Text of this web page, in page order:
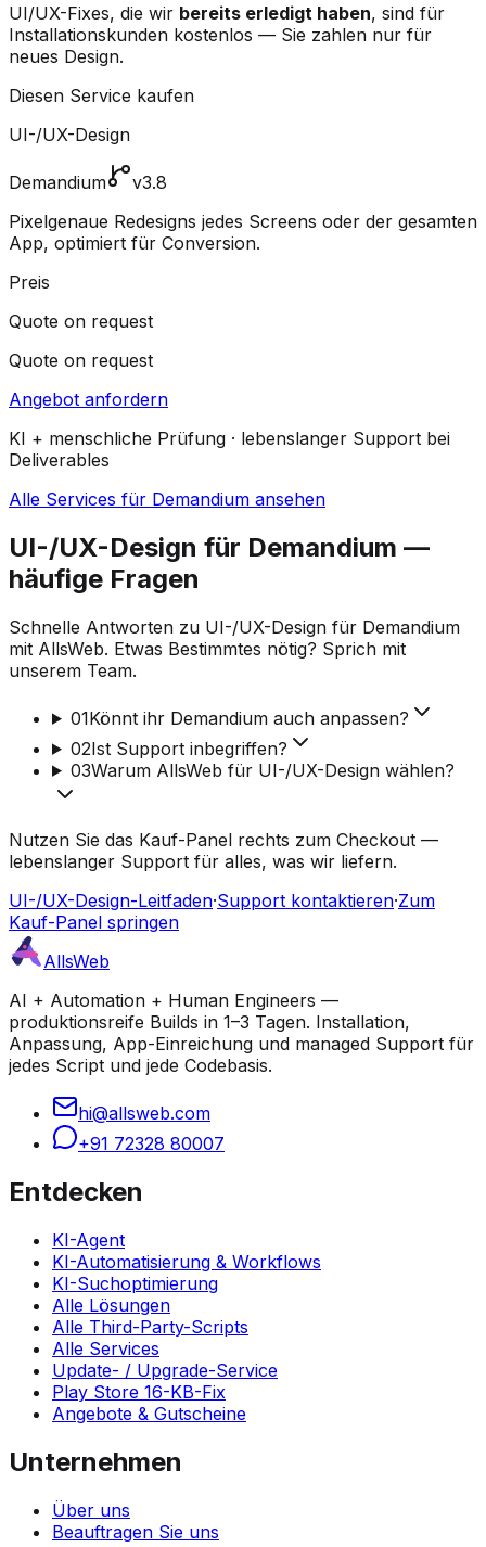
UI/UX-Fixes, die wir bereits erledigt haben, sind für
Installationskunden kostenlos — Sie zahlen nur für
neues Design.
Diesen Service kaufen
UI-/UX-Design
Demandium
v3.8
Pixelgenaue Redesigns jedes Screens oder der gesamten
App, optimiert für Conversion.
Preis
Quote on request
Quote on request
Angebot anfordern
KI + menschliche Prüfung · lebenslanger Support bei
Deliverables
Alle Services für Demandium ansehen
UI-/UX-Design für Demandium —
häufige Fragen
Schnelle Antworten zu UI-/UX-Design für Demandium
mit AllsWeb. Etwas Bestimmtes nötig? Sprich mit
unserem Team.
01Könnt ihr Demandium auch anpassen?
02Ist Support inbegriffen?
03Warum AllsWeb für UI-/UX-Design wählen?
Nutzen Sie das Kauf-Panel rechts zum Checkout —
lebenslanger Support für alles, was wir liefern.
UI-/UX-Design-Leitfaden·Support kontaktieren·Zum
Kauf-Panel springen
AllsWeb
AI + Automation + Human Engineers —
produktionsreife Builds in 1–3 Tagen. Installation,
Anpassung, App-Einreichung und managed Support für
jedes Script und jede Codebasis.
hi@allsweb.com
+91 72328 80007
Entdecken
KI-Agent
KI-Automatisierung & Workflows
KI-Suchoptimierung
Alle Lösungen
Alle Third-Party-Scripts
Alle Services
Update- / Upgrade-Service
Play Store 16-KB-Fix
Angebote & Gutscheine
Unternehmen
Über uns
Beauftragen Sie uns